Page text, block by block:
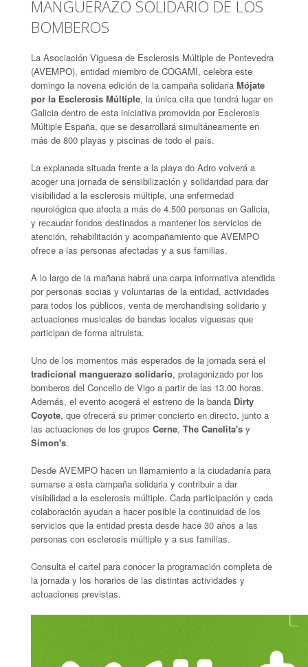
MANGUERAZO SOLIDARIO DE LOS
BOMBEROS
La Asociación Viguesa de Esclerosis Múltiple de Pontevedra
(AVEMPO), entidad miembro de COGAMI, celebra este
domingo la novena edición de la campaña solidaria Mójate
por la Esclerosis Múltiple, la única cita que tendrá lugar en
Galicia dentro de esta iniciativa promovida por Esclerosis
Múltiple España, que se desarrollará simultáneamente en
más de 800 playas y piscinas de todo el país.
La explanada situada frente a la playa do Adro volverá a
acoger una jornada de sensibilización y solidaridad para dar
visibilidad a la esclerosis múltiple, una enfermedad
neurológica que afecta a más de 4.500 personas en Galicia,
y recaudar fondos destinados a mantener los servicios de
atención, rehabilitación y acompañamiento que AVEMPO
ofrece a las personas afectadas y a sus familias.
A lo largo de la mañana habrá una carpa informativa atendida
por personas socias y voluntarias de la entidad, actividades
para todos los públicos, venta de merchandising solidario y
actuaciones musicales de bandas locales viguesas que
participan de forma altruista.
Uno de los momentos más esperados de la jornada será el
tradicional manguerazo solidario, protagonizado por los
bomberos del Concello de Vigo a partir de las 13.00 horas.
Además, el evento acogerá el estreno de la banda Dirty
Coyote, que ofrecerá su primer concierto en directo, junto a
las actuaciones de los grupos Cerne, The Canelita's y
Simon's.
Desde AVEMPO hacen un llamamiento a la ciudadanía para
sumarse a esta campaña solidaria y contribuir a dar
visibilidad a la esclerosis múltiple. Cada participación y cada
colaboración ayudan a hacer posible la continuidad de los
servicios que la entidad presta desde hace 30 años a las
personas con esclerosis múltiple y a sus familias.
Consulta el cartel para conocer la programación completa de
la jornada y los horarios de las distintas actividades y
actuaciones previstas.